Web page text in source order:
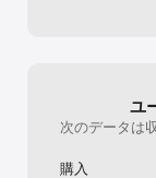
ユ
次のデータは
購入